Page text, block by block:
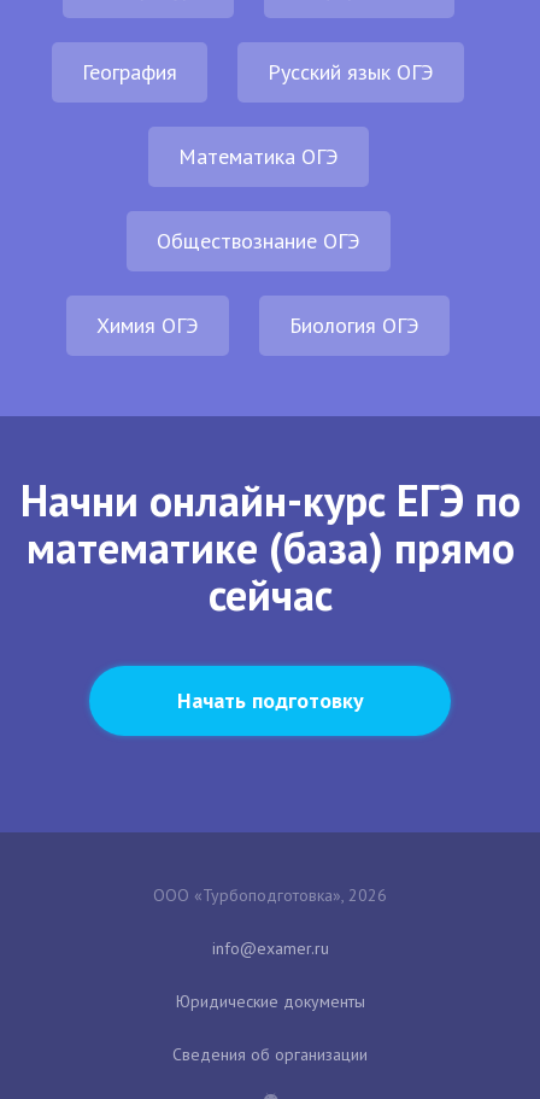
География Русский язык ОГЭ
Математика ОГЭ
Обществознание ОГЭ
Химия ОГЭ Биология ОГЭ
Начни онлайн-курс ЕГЭ по
математике (база) прямо
сейчас
Начать подготовку
ООО «Турбоподготовка», 2026
Юридические документы
Сведения об организации